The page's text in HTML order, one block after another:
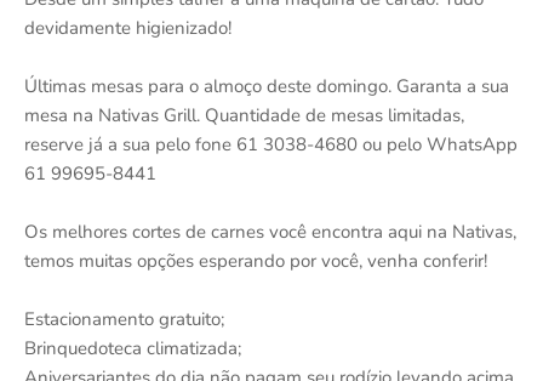
devidamente higienizado!
Últimas mesas para o almoço deste domingo. Garanta a sua
mesa na Nativas Grill. Quantidade de mesas limitadas,
reserve já a sua pelo fone 61 3038-4680 ou pelo WhatsApp
61 99695-8441
Os melhores cortes de carnes você encontra aqui na Nativas,
temos muitas opções esperando por você, venha conferir!
Estacionamento gratuito;
Brinquedoteca climatizada;